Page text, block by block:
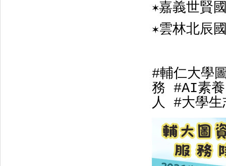
✶嘉義世
✶雲林北
#輔仁大學
務 #AI素養
人 #大學生